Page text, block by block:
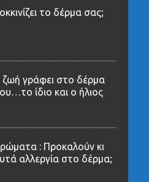
το δέρμα σας;
ζωή γράφει στο δέρμα
ίδιο και ο ήλιος
: Προκαλούν κι
αλλεργία στο δέρμα;